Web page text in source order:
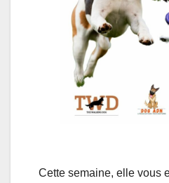
Cette semaine, elle vous